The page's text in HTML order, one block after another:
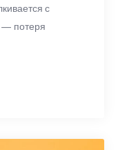
с
— потеря